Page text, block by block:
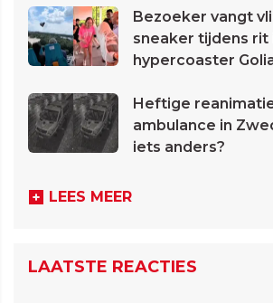
Bezoeker vangt
sneaker tijdens rit
hypercoaster
Heftige
ambulance in
iets anders?
LEES MEER
LAATSTE REACTIES